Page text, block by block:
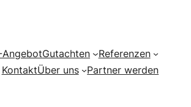
AngebotGutachten
Referenzen
KontaktÜber uns Partner werden